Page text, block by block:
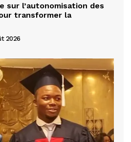
sur l’autonomisation des
transformer la
2026